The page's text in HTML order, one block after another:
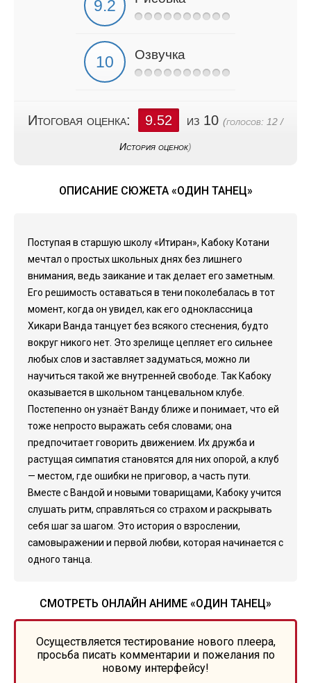
Озвучка
Итоговая оценка: 9.52 из 10 (голосов: 12 /
История оценок)
ОПИСАНИЕ СЮЖЕТА «ОДИН ТАНЕЦ»
Поступая в старшую школу «Итиран», Кабоку Котани
мечтал о простых школьных днях без лишнего
внимания, ведь заикание и так делает его заметным.
Его решимость оставаться в тени поколебалась в тот
момент, когда он увидел, как его одноклассница
Хикари Ванда танцует без всякого стеснения, будто
вокруг никого нет. Это зрелище цепляет его сильнее
любых слов и заставляет задуматься, можно ли
научиться такой же внутренней свободе. Так Кабоку
оказывается в школьном танцевальном клубе.
Постепенно он узнаёт Ванду ближе и понимает, что ей
тоже непросто выражать себя словами; она
предпочитает говорить движением. Их дружба и
растущая симпатия становятся для них опорой, а клуб
— местом, где ошибки не приговор, а часть пути.
Вместе с Вандой и новыми товарищами, Кабоку учится
слушать ритм, справляться со страхом и раскрывать
себя шаг за шагом. Это история о взрослении,
самовыражении и первой любви, которая начинается с
одного танца.
СМОТРЕТЬ ОНЛАЙН АНИМЕ «ОДИН ТАНЕЦ»
Осуществляется тестирование нового плеера,
просьба писать комментарии и пожелания по
новому интерфейсу!